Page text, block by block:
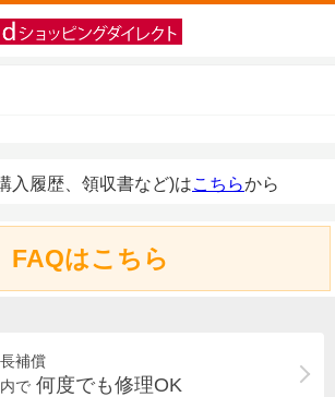
入履歴、領収書など)はこちらから
FAQはこちら
補償
で 何度でも修理OK